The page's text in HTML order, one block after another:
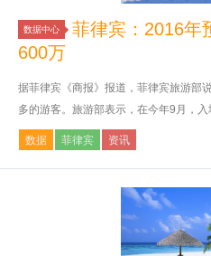
数据中心
菲律宾：2016年
600万
据菲律宾《商报》报道，菲律宾旅游部
多的游客。旅游部表示，在今年9月，
数据 菲律宾 资讯